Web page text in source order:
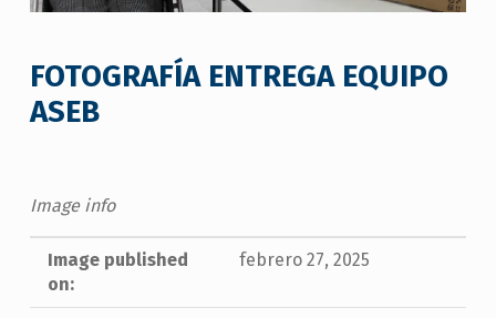
FOTOGRAFÍA ENTREGA EQUIPO
ASEB
Image info
Image published
on:
febrero 27, 2025